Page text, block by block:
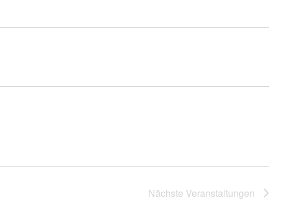
Nächste Veranstaltungen